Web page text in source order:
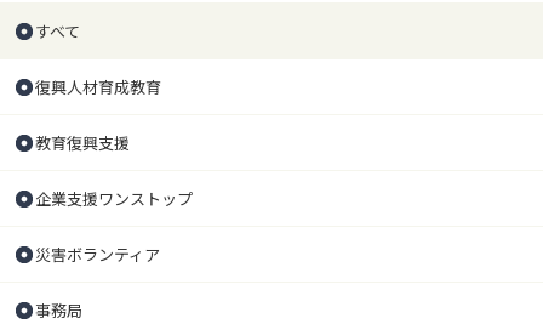
すべて
復興人材育成教育
教育復興支援
企業支援ワンストップ
災害ボランティア
事務局